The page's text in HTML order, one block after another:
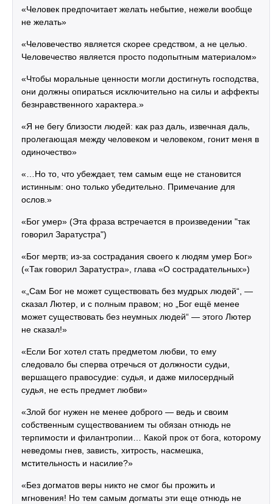
«Человек предпочитает желать небытие, нежели вообще
не желать»
«Человечество является скорее средством, а не целью.
Человечество является просто подопытным материалом»
«Чтобы моральные ценности могли достигнуть господства,
они должны опираться исключительно на силы и аффекты
безнравственного характера.»
«Я не бегу близости людей: как раз даль, извечная даль,
пролегающая между человеком и человеком, гонит меня в
одиночество»
«…Но то, что убеждает, тем самым еще не становится
истинным: оно только убедительно. Примечание для
ослов.»
«Бог умер» (Эта фраза встречается в произведении "так
говорил Заратустра")
«Бог мертв; из-за сострадания своего к людям умер Бог»
(«Так говорил Заратустра», глава «О сострадательных»)
«„Сам Бог не может существовать без мудрых людей“, —
сказал Лютер, и с полным правом; но „Бог ещё менее
может существовать без неумных людей“ — этого Лютер
не сказал!»
«Если Бог хотел стать предметом любви, то ему
следовало бы сперва отречься от должности судьи,
вершащего правосудие: судья, и даже милосердный
судья, не есть предмет любви»
«Злой бог нужен не менее доброго — ведь и своим
собственным существованием ты обязан отнюдь не
терпимости и филантропии… Какой прок от бога, которому
неведомы гнев, зависть, хитрость, насмешка,
мстительность и насилие?»
«Без догматов веры никто не смог бы прожить и
мгновения! Но тем самым догматы эти еще отнюдь не